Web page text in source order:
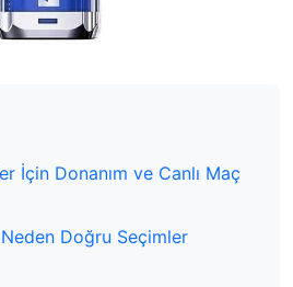
İçin Donanım ve Canlı Maç
Neden Doğru Seçimler